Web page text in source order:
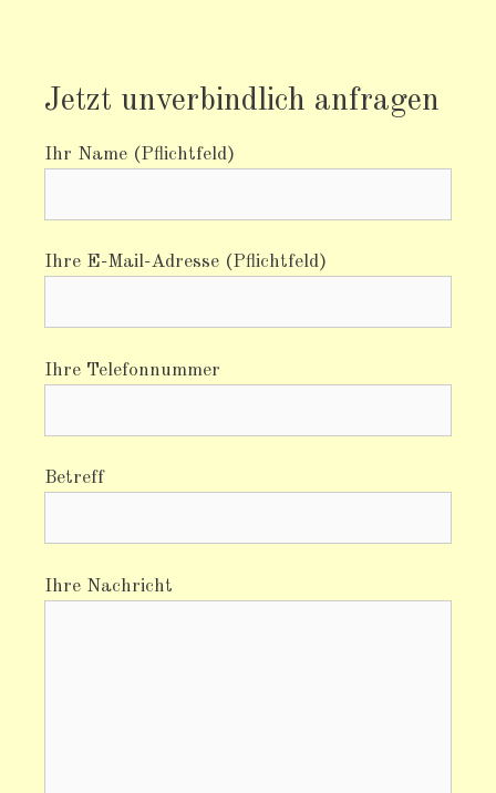
Jetzt unverbindlich anfragen
Ihr Name (Pflichtfeld)
Ihre E-Mail-Adresse (Pflichtfeld)
Ihre Telefonnummer
Betreff
Ihre Nachricht